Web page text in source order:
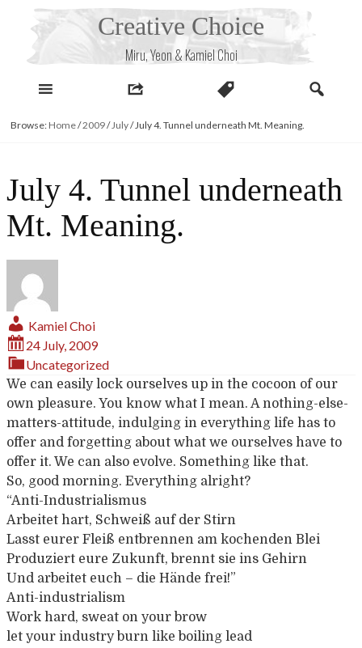
Creative Choice
Miru, Yeon & Kamiel Choi
Browse: Home/2009/July/July 4. Tunnel underneath Mt. Meaning.
July 4. Tunnel underneath
Mt. Meaning.
Kamiel Choi
24 July, 2009
Uncategorized
We can easily lock ourselves up in the cocoon of our
own pleasure. You know what I mean. A nothing-else-
matters-attitude, indulging in everything life has to
offer and forgetting about what we ourselves have to
offer it. We can also evolve. Something like that.
So, good morning. Everything alright?
“Anti-Industrialismus
Arbeitet hart, Schweiß auf der Stirn
Lasst eurer Fleiß entbrennen am kochenden Blei
Produziert eure Zukunft, brennt sie ins Gehirn
Und arbeitet euch – die Hände frei!”
Anti-industrialism
Work hard, sweat on your brow
let your industry burn like boiling lead